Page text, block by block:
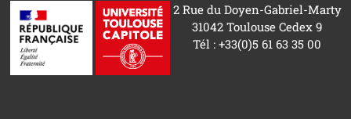
2 Rue du Doyen-Gabriel-Marty
31042 Toulouse Cedex 9
Tél : +33(0)5 61 63 35 00